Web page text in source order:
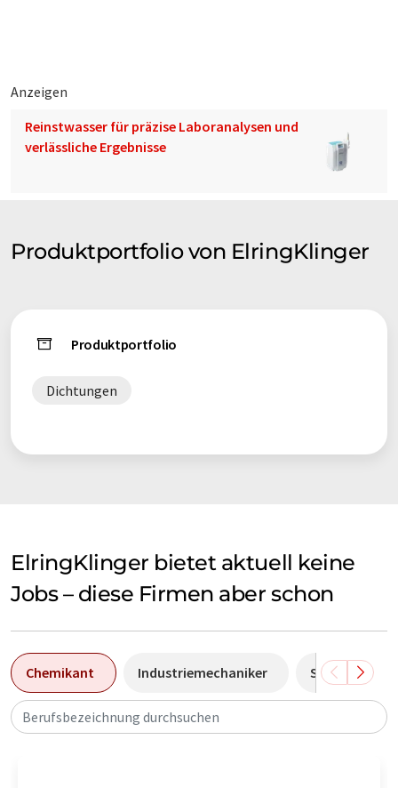
Anzeigen
Reinstwasser für präzise Laboranalysen und
verlässliche Ergebnisse
Produktportfolio von ElringKlinger
Produktportfolio
Dichtungen
ElringKlinger bietet aktuell keine
Jobs – diese Firmen aber schon
Chemikant Industriemechaniker Sales
Berufsbezeichnung durchsuchen